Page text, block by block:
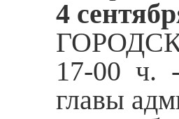
4
17-00 ч.
главы